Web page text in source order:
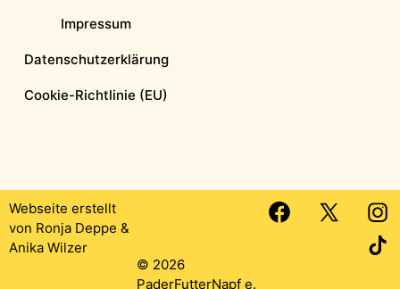
Impressum
Datenschutzerklärung
Cookie-Richtlinie (EU)
Webseite erstellt
von Ronja Deppe &
Anika Wilzer
© 2026
PaderFutterNapf e.